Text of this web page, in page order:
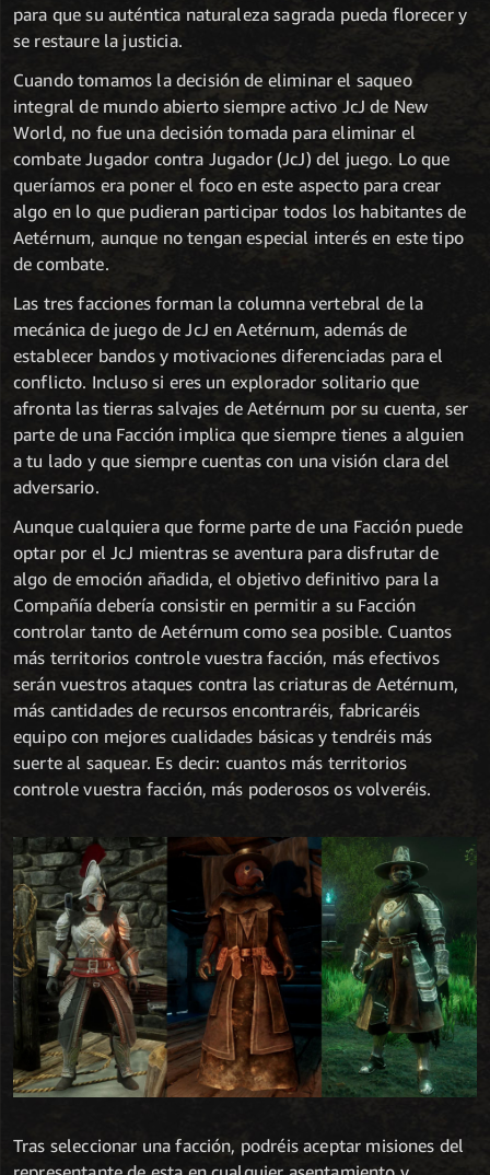
para que su auténtica naturaleza sagrada pueda florecer y
se restaure la justicia.
Cuando tomamos la decisión de eliminar el saqueo
integral de mundo abierto siempre activo JcJ de New
World, no fue una decisión tomada para eliminar el
combate Jugador contra Jugador (JcJ) del juego. Lo que
queríamos era poner el foco en este aspecto para crear
algo en lo que pudieran participar todos los habitantes de
Aetérnum, aunque no tengan especial interés en este tipo
de combate.
Las tres facciones forman la columna vertebral de la
mecánica de juego de JcJ en Aetérnum, además de
establecer bandos y motivaciones diferenciadas para el
conflicto. Incluso si eres un explorador solitario que
afronta las tierras salvajes de Aetérnum por su cuenta, ser
parte de una Facción implica que siempre tienes a alguien
a tu lado y que siempre cuentas con una visión clara del
adversario.
Aunque cualquiera que forme parte de una Facción puede
optar por el JcJ mientras se aventura para disfrutar de
algo de emoción añadida, el objetivo definitivo para la
Compañía debería consistir en permitir a su Facción
controlar tanto de Aetérnum como sea posible. Cuantos
más territorios controle vuestra facción, más efectivos
serán vuestros ataques contra las criaturas de Aetérnum,
más cantidades de recursos encontraréis, fabricaréis
equipo con mejores cualidades básicas y tendréis más
suerte al saquear. Es decir: cuantos más territorios
controle vuestra facción, más poderosos os volveréis.
Tras seleccionar una facción, podréis aceptar misiones del